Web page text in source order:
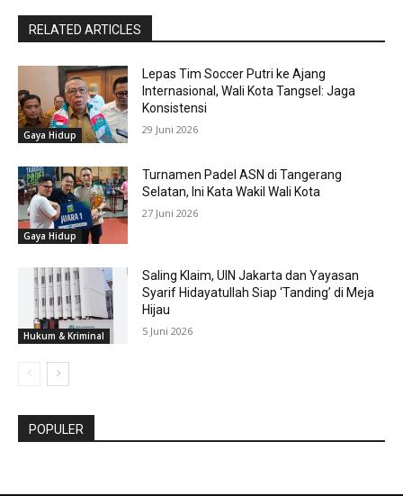
RELATED ARTICLES
Gaya Hidup
Lepas Tim Soccer Putri ke Ajang
Internasional, Wali Kota Tangsel: Jaga
Konsistensi
29 Juni 2026
Gaya Hidup
Turnamen Padel ASN di Tangerang
Selatan, Ini Kata Wakil Wali Kota
27 Juni 2026
Hukum & Kriminal
Saling Klaim, UIN Jakarta dan Yayasan
Syarif Hidayatullah Siap ‘Tanding’ di Meja
Hijau
5 Juni 2026
POPULER